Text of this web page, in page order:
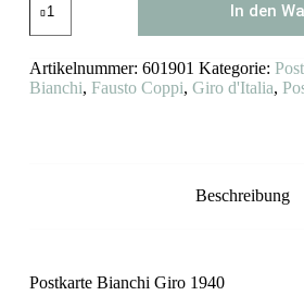
Bianchi
Giro
Menge
In den
Artikelnummer: 601901 Kategorie:
Bianchi, Fausto Coppi, Giro d'Italia,
Beschreibung
Postkarte Bianchi Giro 1940